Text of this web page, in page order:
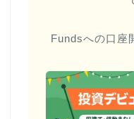
Fundsへの口座